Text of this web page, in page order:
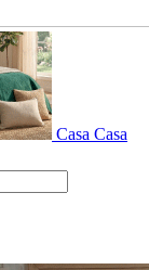
Casa Casa